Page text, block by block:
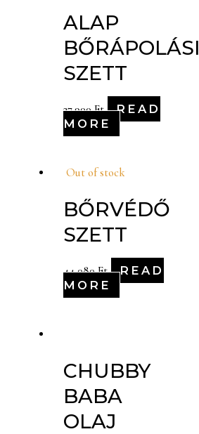
ALAP
BŐRÁPOLÁSI
SZETT
27,900Ft
READ
MORE
Out of stock
BŐRVÉDŐ
SZETT
44,080Ft
READ
MORE
CHUBBY
BABA
OLAJ